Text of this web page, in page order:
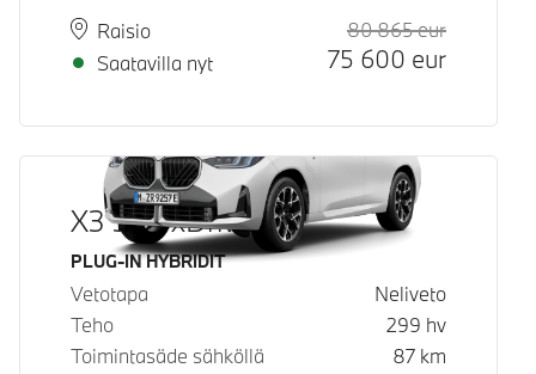
Paikkakunta
Raisio
Toimitusaika
Saatavilla nyt
80 865eurHinta
75 600 eur
X3 30e xDrive
Käyttövoima
PLUG-IN HYBRIDIT
Vetotapa
Neliveto
Teho
299 hv
Toimintasäde sähköllä
87 km